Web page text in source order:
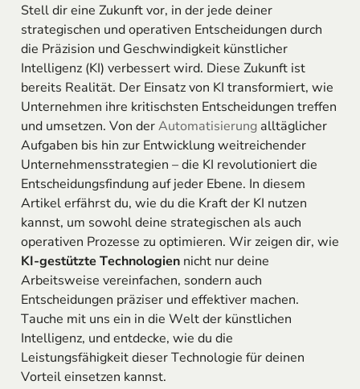
Stell dir eine Zukunft vor, in der jede deiner
strategischen und operativen Entscheidungen durch
die Präzision und Geschwindigkeit künstlicher
Intelligenz (KI) verbessert wird. Diese Zukunft ist
bereits Realität. Der Einsatz von KI transformiert, wie
Unternehmen ihre kritischsten Entscheidungen treffen
und umsetzen. Von derAutomatisierungalltäglicher
Aufgaben bis hin zur Entwicklung weitreichender
Unternehmensstrategien – die KI revolutioniert die
Entscheidungsfindung auf jeder Ebene. In diesem
Artikel erfährst du, wie du die Kraft der KI nutzen
kannst, um sowohl deine strategischen als auch
operativen Prozesse zu optimieren. Wir zeigen dir, wie
KI-gestützte Technologiennicht nur deine
Arbeitsweise vereinfachen, sondern auch
Entscheidungen präziser und effektiver machen.
Tauche mit uns ein in die Welt der künstlichen
Intelligenz, und entdecke, wie du die
Leistungsfähigkeit dieser Technologie für deinen
Vorteil einsetzen kannst.